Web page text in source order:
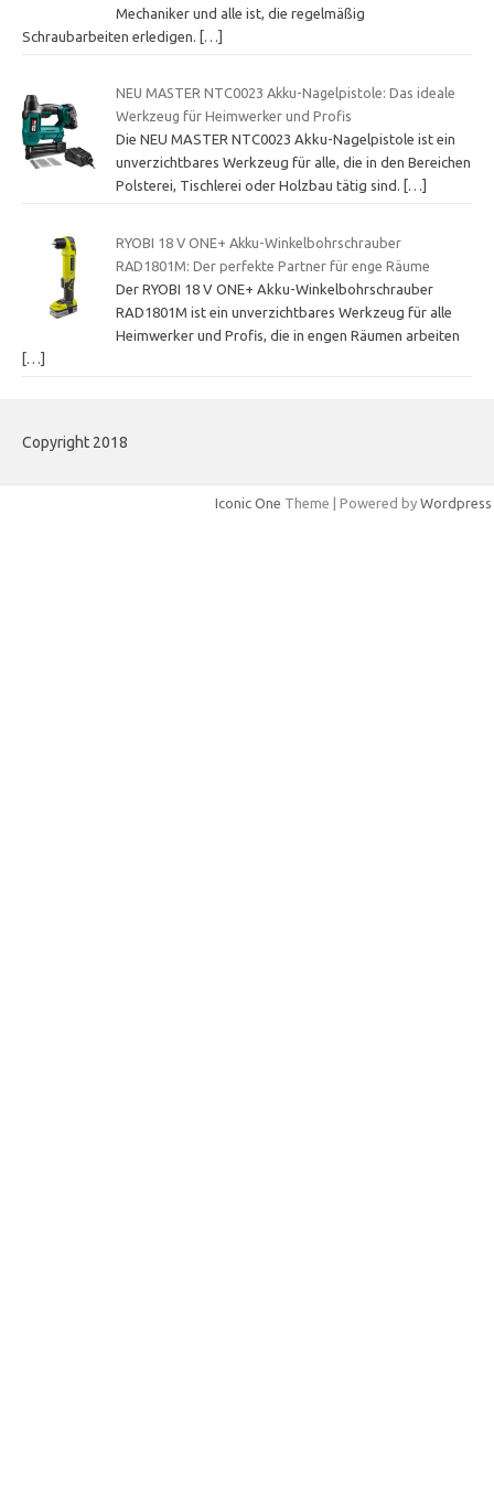
Mechaniker und alle ist, die regelmäßig
Schraubarbeiten erledigen.
[…]
NEU MASTER NTC0023 Akku-Nagelpistole: Das ideale
Werkzeug für Heimwerker und Profis
Die NEU MASTER NTC0023 Akku-Nagelpistole ist ein
unverzichtbares Werkzeug für alle, die in den Bereichen
Polsterei, Tischlerei oder Holzbau tätig sind.
[…]
RYOBI 18 V ONE+ Akku-Winkelbohrschrauber
RAD1801M: Der perfekte Partner für enge Räume
Der RYOBI 18 V ONE+ Akku-Winkelbohrschrauber
RAD1801M ist ein unverzichtbares Werkzeug für alle
Heimwerker und Profis, die in engen Räumen arbeiten
[…]
Copyright 2018
Iconic One Theme | Powered by Wordpress